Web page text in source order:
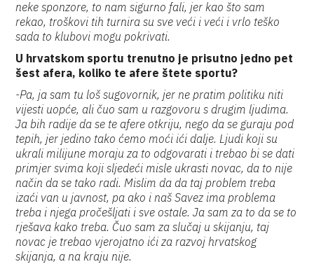
neke sponzore, to nam sigurno fali, jer kao što sam
rekao, troškovi tih turnira su sve veći i veći i vrlo teško
sada to klubovi mogu pokrivati.
U hrvatskom sportu trenutno je prisutno jedno pet
šest afera, koliko te afere štete sportu?
-Pa, ja sam tu loš sugovornik, jer ne pratim politiku niti
vijesti uopće, ali čuo sam u razgovoru s drugim ljudima.
Ja bih radije da se te afere otkriju, nego da se guraju pod
tepih, jer jedino tako ćemo moći ići dalje. Ljudi koji su
ukrali milijune moraju za to odgovarati i trebao bi se dati
primjer svima koji sljedeći misle ukrasti novac, da to nije
način da se tako radi. Mislim da da taj problem treba
izaći van u javnost, pa ako i naš Savez ima problema
treba i njega pročešljati i sve ostale. Ja sam za to da se to
rješava kako treba. Čuo sam za slučaj u skijanju, taj
novac je trebao vjerojatno ići za razvoj hrvatskog
skijanja, a na kraju nije.